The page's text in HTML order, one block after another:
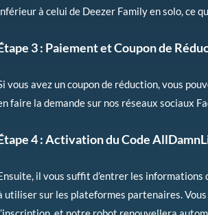
à celui de Deezer Family en solo, ce
3 : Paiement et Coupon de
vous avez un coupon de réduction, vous
faire la demande sur nos réseaux sociaux
4 :Activation du Code
il vous suffit d’entrer les
utiliser sur les plateformes partenaires.